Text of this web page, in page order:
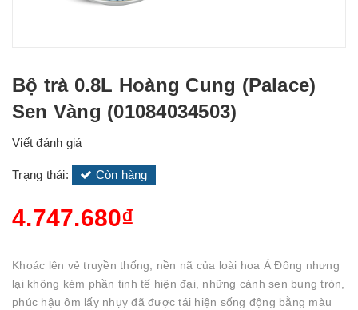
Bộ trà 0.8L Hoàng Cung (Palace)
Sen Vàng (01084034503)
Viết đánh giá
Trạng thái: Còn hàng
4.747.680₫
Khoác lên vẻ truyền thống, nền nã của loài hoa Á Đông nhưng
lại không kém phần tinh tế hiện đại, những cánh sen bung tròn,
phúc hậu ôm lấy nhụy đã được tái hiện sống động bằng màu